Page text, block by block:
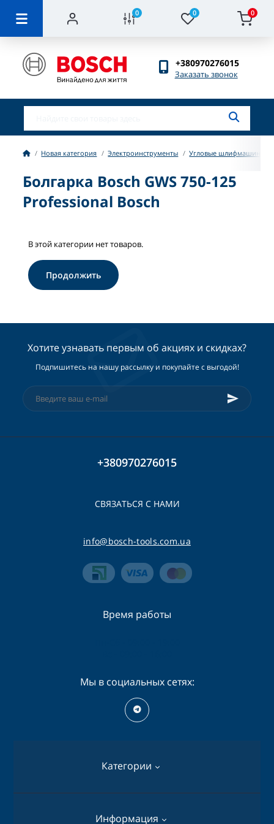
0 0 0
+380970276015
Заказать звонок
Новая категория Электроинструменты Угловые шлифмашины
Болгарка Bosch GWS 750-125
Professional Bosch
В этой категории нет товаров.
Продолжить
Хотите узнавать первым об акциях и скидках?
Подпишитесь на нашу рассылку и покупайте с выгодой!
+380970276015
СВЯЗАТЬСЯ С НАМИ
info@bosch-tools.com.ua
Категории
Перфораторы
Информация
Время работы
Мы в социальных сетях: